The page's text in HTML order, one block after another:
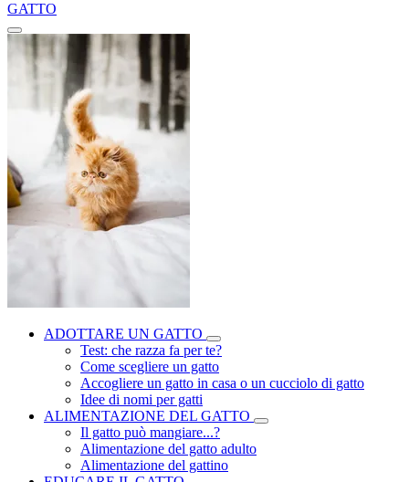
GATTO
ADOTTARE UN GATTO
Test: che razza fa per te?
Come scegliere un gatto
Accogliere un gatto in casa o un cucciolo di gatto
Idee di nomi per gatti
ALIMENTAZIONE DEL GATTO
Il gatto può mangiare...?
Alimentazione del gatto adulto
Alimentazione del gattino